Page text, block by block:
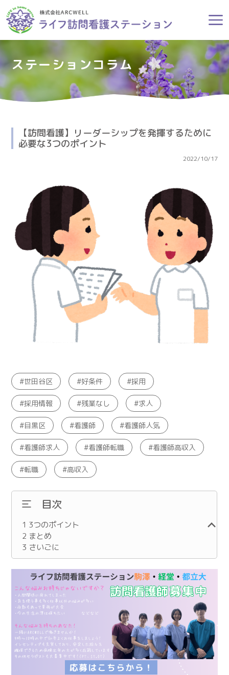
ステーションコラム
【訪問看護】リーダーシップを発揮するために
必要な3つのポイント
2022/10/17
世田谷区 好条件 採用
採用情報 残業なし 求人
目黒区 看護師 看護師人気
看護師求人 看護師転職 看護師高収入
転職 高収入
目次
1 3つのポイント
2 まとめ
3 さいごに